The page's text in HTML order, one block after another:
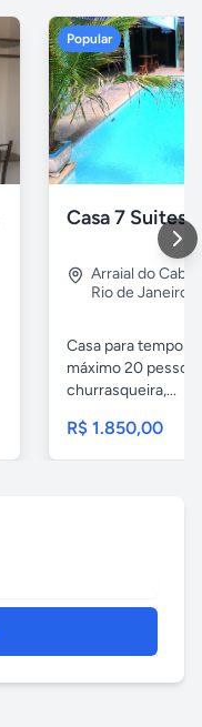
Popular
Arraial do Cabo
Rio de Janeiro
Casa para
máximo 20
churrasqueira,...
R$ 1.850,00